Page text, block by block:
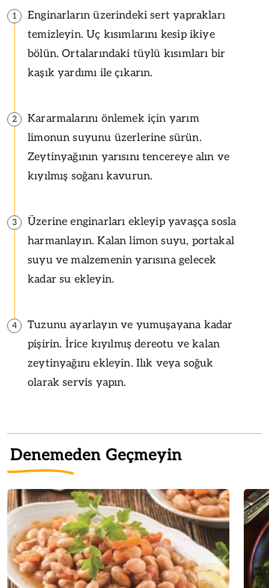
1
Enginarların üzerindeki sert yaprakları
temizleyin. Uç kısımlarını kesip ikiye
bölün. Ortalarındaki tüylü kısımları bir
kaşık yardımı ile çıkarın.
2
Kararmalarını önlemek için yarım
limonun suyunu üzerlerine sürün.
Zeytinyağının yarısını tencereye alın ve
kıyılmış soğanı kavurun.
3
Üzerine enginarları ekleyip yavaşça sosla
harmanlayın. Kalan limon suyu, portakal
suyu ve malzemenin yarısına gelecek
kadar su ekleyin.
4
Tuzunu ayarlayın ve yumuşayana kadar
pişirin. İrice kıyılmış dereotu ve kalan
zeytinyağını ekleyin. Ilık veya soğuk
olarak servis yapın.
Denemeden Geçmeyin